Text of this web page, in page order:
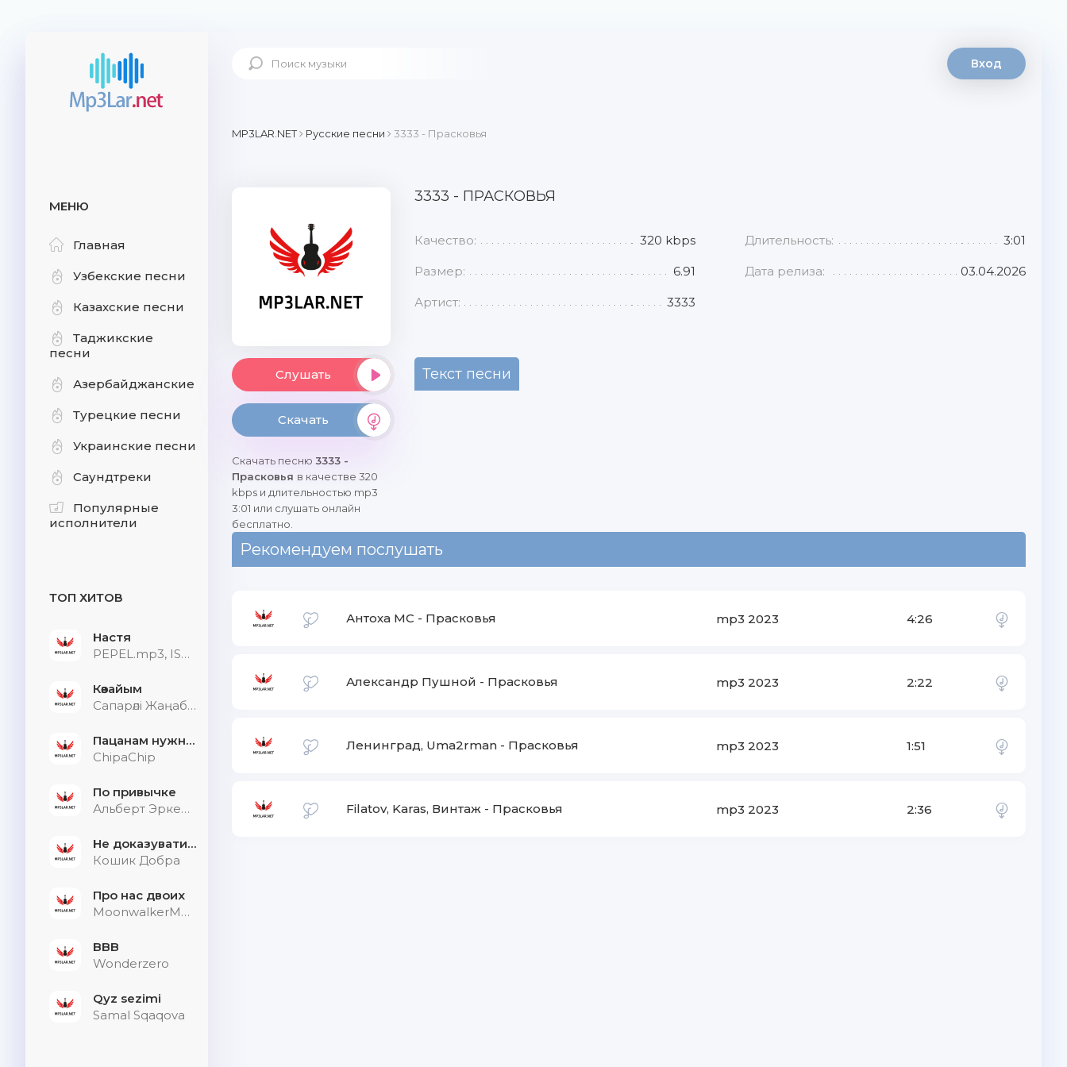
МЕНЮ
Главная
Узбекские песни
Казахские песни
Таджикские
песни
Азербайджанские
Турецкие песни
Украинские песни
Саундтреки
Популярные
исполнители
ТОП ХИТОВ
Настя
PEPEL.mp3, ISVNBITOV, Alfredovich
Көзайым
Сапарәлі Жаңабек
Пацанам нужна дыхалка
ChipaChip
По привычке
Альберт Эркенов
Не доказувати тим, хто не слухає
Кошик Добра
Про нас двоих
MoonwalkerMusic
BBB
Wonderzero
Qyz sezimi
Samal Sqaqova
Вход
MP3LAR.NET Русские песни 3333 - Прасковья
Слушать
Скачать
Скачать песню 3333 -
Прасковья в качестве 320
kbps и длительностью mp3
3:01 или слушать онлайн
бесплатно.
3333 - ПРАСКОВЬЯ
Качество: 320 kbps Длительность: 3:01
Размер: 6.91 Дата релиза: 03.04.2026
Артист: 3333
Текст песни
Рекомендуем послушать
Антоха МС - Прасковья mp3 2023 4:26
Александр Пушной - Прасковья mp3 2023 2:22
Ленинград, Uma2rman - Прасковья mp3 2023 1:51
Filatov, Karas, Винтаж - Прасковья mp3 2023 2:36